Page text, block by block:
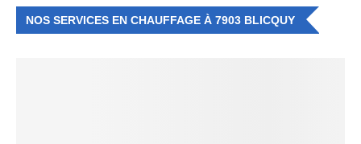
NOS SERVICES EN CHAUFFAGE À 7903 BLICQUY